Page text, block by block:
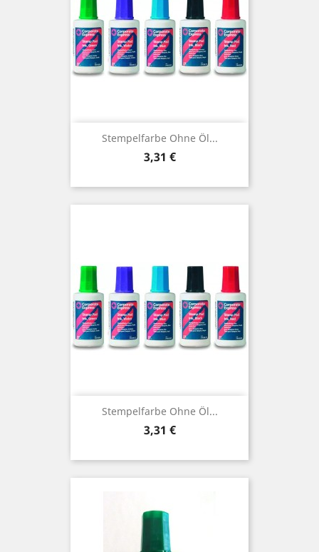
Stempelfarbe Ohne Öl...
Preis
3,31 €
Stempelfarbe Ohne Öl...
Preis
3,31 €